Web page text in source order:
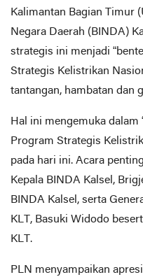
Kalimantan Bagian Timur
Negara Daerah (BINDA)
strategis ini menjadi
Strategis Kelistrikan
tantangan, hambatan dan
​Hal ini mengemuka dalam
Program Strategis
pada hari ini. Acara
Kepala BINDA Kalsel,
BINDA Kalsel, serta
KLT, Basuki Widodo
KLT.
PLN menyampaikan